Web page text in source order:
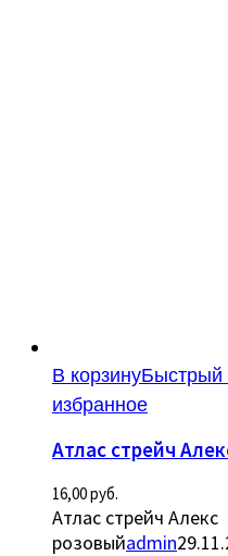
В корзинуБыстрый
избранное
Атлас стрейч
16,00руб.
Атлас стрейч Алекс
розовыйadmin